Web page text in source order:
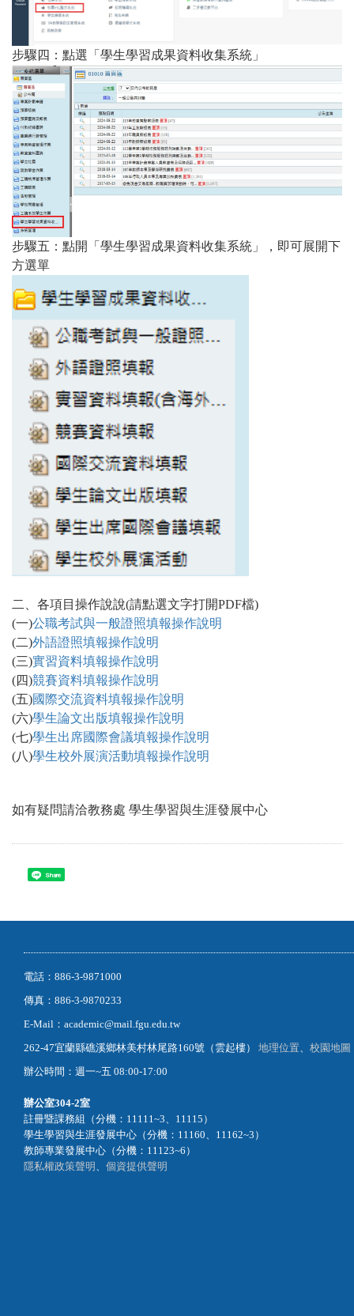
步驟四：點選「學生學習成果資料收集系統」
步驟五：點開「學生學習成果資料收集系統」，即可展開下
方選單
二、各項目操作說說(請點選文字打開PDF檔)
(一)公職考試與一般證照填報操作說明
(二)外語證照填報操作說明
(三)實習資料填報操作說明
(四)競賽資料填報操作說明
(五)國際交流資料填報操作說明
(六)學生論文出版填報操作說明
(七)學生出席國際會議填報操作說明
(八)學生校外展演活動填報操作說明
如有疑問請洽教務處 學生學習與生涯發展中心
Share
電話：886-3-9871000
傳真：886-3-9870233
E-Mail：academic@mail.fgu.edu.tw
262-47宜蘭縣礁溪鄉林美村林尾路160號（雲起樓） 地理位置
校園地圖
辦公時間：週一~五 08:00-17:00
辦公室304-2室
註冊暨課務組（分機：11111~3、11115）
學生學習與生涯發展中心（分機：11160、11162~3）
教師專業發展中心（分機：11123~6）
隱私權政策聲明
個資提供聲明